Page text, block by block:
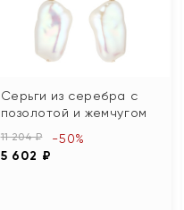
Серьги из серебра с
позолотой и жемчугом
11 204 ₽
5 602 ₽
-50%